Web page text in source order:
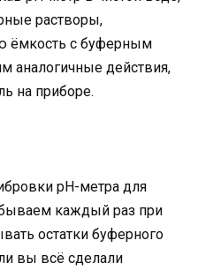
растворы,
ёмкость с буферным
аналогичные действия,
на приборе.
pH-метра для
каждый раз при
остатки буферного
вы всё сделали